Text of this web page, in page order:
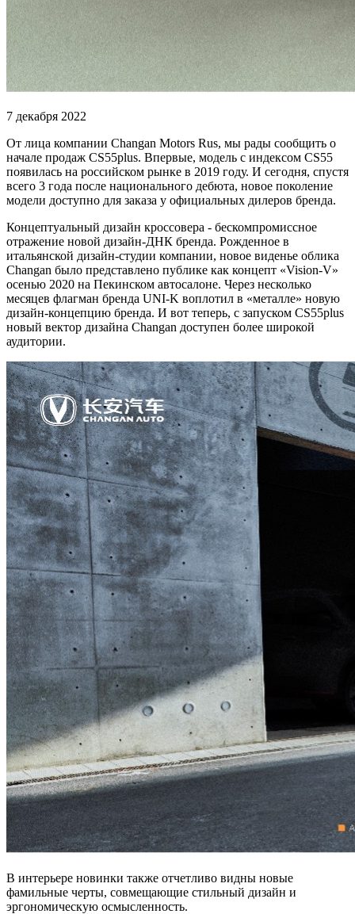
7 декабря 2022
От лица компании Changan Motors Rus, мы рады сообщить о
начале продаж CS55plus. Впервые, модель с индексом CS55
появилась на российском рынке в 2019 году. И сегодня, спустя
всего 3 года после национального дебюта, новое поколение
модели доступно для заказа у официальных дилеров бренда.
Концептуальный дизайн кроссовера - бескомпромиссное
отражение новой дизайн-ДНК бренда. Рожденное в
итальянской дизайн-студии компании, новое виденье облика
Changan было представлено публике как концепт «Vision-V»
осенью 2020 на Пекинском автосалоне. Через несколько
месяцев флагман бренда UNI-K воплотил в «металле» новую
дизайн-концепцию бренда. И вот теперь, с запуском СS55plus
новый вектор дизайна Changan доступен более широкой
аудитории.
В интерьере новинки также отчетливо видны новые
фамильные черты, совмещающие стильный дизайн и
эргономическую осмысленность.